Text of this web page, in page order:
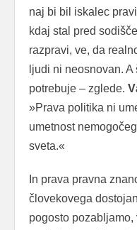
naj bi bil iskalec
kdaj stal pred
razpravi, ve, da
ljudi ni neosnovan.
potrebuje – zglede.
»Prava politika ni
umetnost
sveta.«
In prava pravna
človekovega
pogosto